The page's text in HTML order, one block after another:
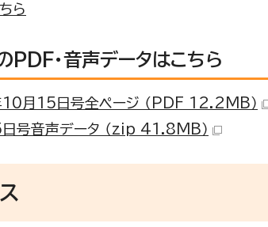
ら
PDF・音声データはこちら
月15日号全ページ （PDF 12.2MB）
号音声データ （zip 41.8MB）